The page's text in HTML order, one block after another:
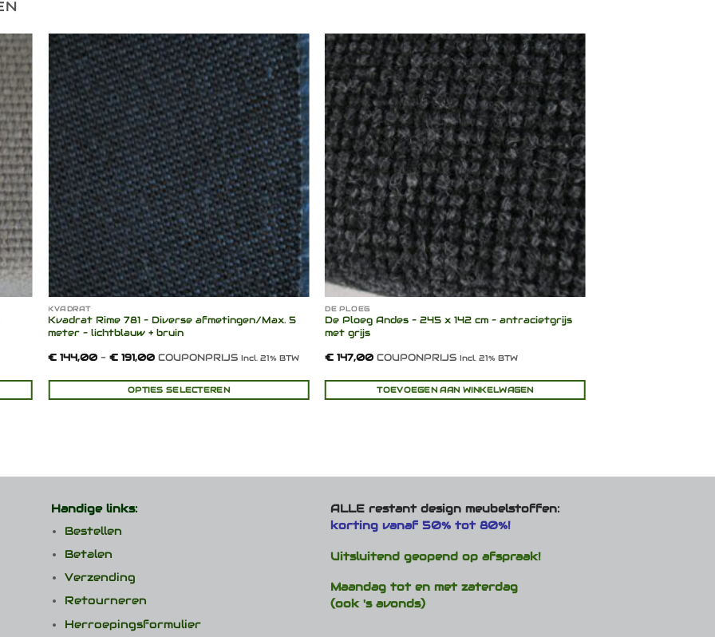
Toevoegen
aan
verlanglijst
KVADRAT
Kvadrat Rime 781 – Diverse afmetingen/Max. 5
meter – lichtblauw + bruin
€ 144,00 - € 191,00Prijsklasse:
€ 191,00
COUPONPRIJSIncl. 21% BTW
OPTIES SELECTEREN
kan
gekozen
op
Toevoegen
aan
verlanglijst
DE PLOEG
De Ploeg Andes – 245 x 142 cm – antracietgrijs
met grijs
€ 147,00 COUPONPRIJSIncl. 21% BTW
TOEVOEGEN AAN WINKELWAGEN
Handige links:
Bestellen
Betalen
Verzending
Retourneren
Herroepingsformulier
ALLE restant design meubelstoffen:
korting vanaf 50% tot 80%!
Uitsluitend geopend op afspraak!
Maandag tot en met zaterdag
(ook 's avonds)